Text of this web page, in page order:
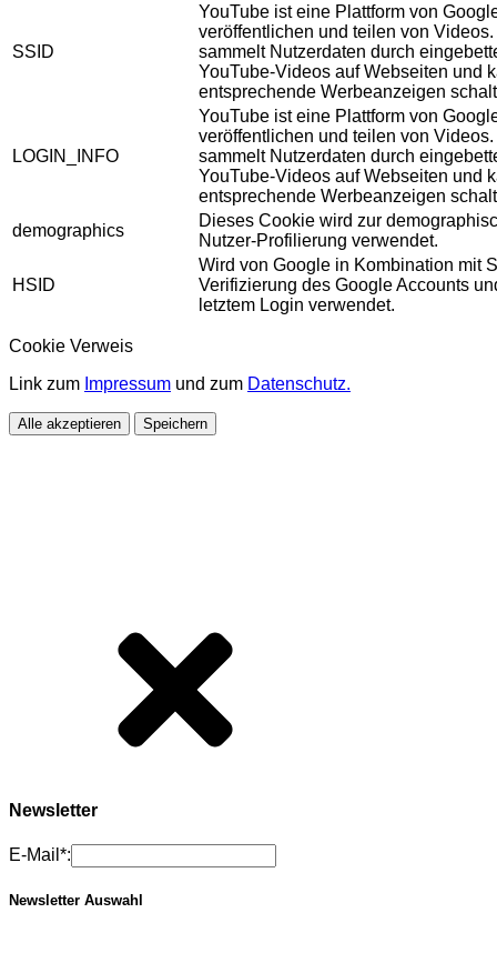
SSID
YouTube ist eine Plattform von
veröffentlichen und teilen von
sammelt Nutzerdaten durch
YouTube-Videos auf Webseiten und
entsprechende Werbeanzeigen
LOGIN_INFO
YouTube ist eine Plattform von
veröffentlichen und teilen von
sammelt Nutzerdaten durch
YouTube-Videos auf Webseiten und
entsprechende Werbeanzeigen
demographics
Dieses Cookie wird zur
Nutzer-Profilierung verwendet.
HSID
Wird von Google in Kombination mit
Verifizierung des Google Accounts
letztem Login verwendet.
Cookie Verweis
Link zum Impressum und zum Datenschutz.
Alle akzeptieren Speichern
Newsletter
E-Mail*:
Newsletter Auswahl